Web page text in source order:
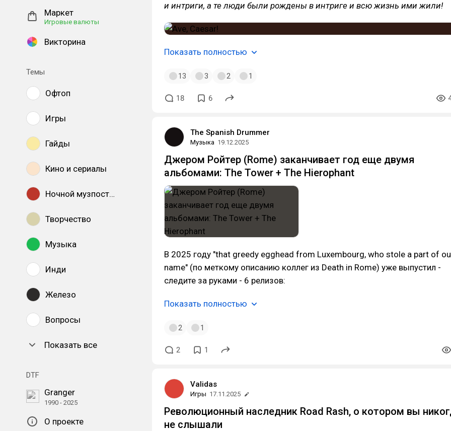
Маркет
Игровые валюты
Викторина
Темы
Офтоп
Игры
Гайды
Кино и сериалы
Ночной музпостинг
Творчество
Музыка
Инди
Железо
Вопросы
Показать все
DTF
Granger
1990 - 2025
О проекте
и интриги, а те люди были рождены в интриге и всю жизнь ими жили!
Показать полностью
13 3 2 1
18 6
The Spanish Drummer
Музыка 19.12.2025
Джером Ройтер (Rome) заканчивает год еще двумя
альбомами: The Tower + The Hierophant
В 2025 году "that greedy egghead from Luxembourg, who stole a part of
name" (по меткому описанию коллег из Death in Rome) уже выпустил -
следите за руками - 6 релизов:
Показать полностью
2 1
2 1
Validas
Игры 17.11.2025
Революционный наследник Road Rash, о котором вы
не слышали